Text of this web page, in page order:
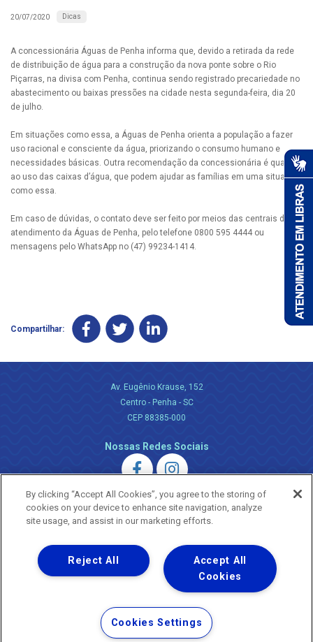
20/07/2020 Dicas
A concessionária Águas de Penha informa que, devido a retirada da rede
de distribuição de água para a construção da nova ponte sobre o Rio
Piçarras, na divisa com Penha, continua sendo registrado precariedade no
abastecimento ou baixas pressões na cidade nesta segunda-feira, dia 20
de julho.
Em situações como essa, a Águas de Penha orienta a população a fazer
uso racional e consciente da água, priorizando o consumo humano e
necessidades básicas. Outra recomendação da concessionária é quanto
ao uso das caixas d’água, que podem ajudar as famílias em uma situação
como essa.
Em caso de dúvidas, o contato deve ser feito por meios das centrais de
atendimento da Águas de Penha, pelo telefone 0800 595 4444 ou
mensagens pelo WhatsApp no (47) 99234-1414.
Compartilhar:
Av. Eugênio Krause, 152
Centro - Penha - SC
CEP 88385-000
Nossas Redes Sociais
Uma empresa
Copyright ® 2026 - Todos os Direitos Reservados.
Nossa natureza movimenta a vida
Política de Privacidade e Proteção de Dados
By clicking “Accept All Cookies”, you agree to the storing of
cookies on your device to enhance site navigation, analyze
site usage, and assist in our marketing efforts.
Accept All
Cookies
Reject All
Cookies Settings